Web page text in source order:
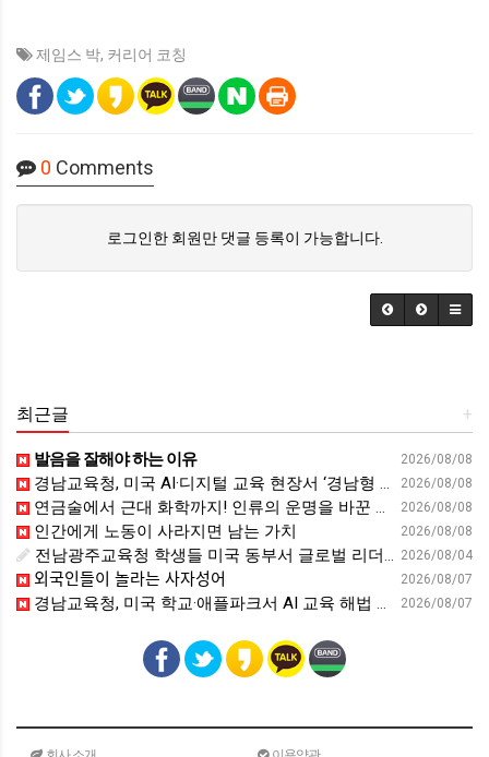
제임스 박, 커리어 코칭
0 Comments
로그인한 회원만 댓글 등록이 가능합니다.
+
최근글
2026/08/08
발음을 잘해야 하는 이유
2026/08/08
경남교육청, 미국 AI·디지털 교육 현장서 ‘경남형 해법’ 찾는다 - 뉴스프리존
2026/08/08
연금술에서 근대 화학까지! 인류의 운명을 바꾼 위대한 발견 : 생각하는 청소년을 위한 과학 시리즈 2부(feat.박문호 박사)
2026/08/08
인간에게 노동이 사라지면 남는 가치
2026/08/04
전남광주교육청 학생들 미국 동부서 글로벌 리더십 체험 - 전남인터넷신문
2026/08/07
외국인들이 놀라는 사자성어
2026/08/07
경남교육청, 미국 학교·애플파크서 AI 교육 해법 찾는다 - 스트레이트뉴스